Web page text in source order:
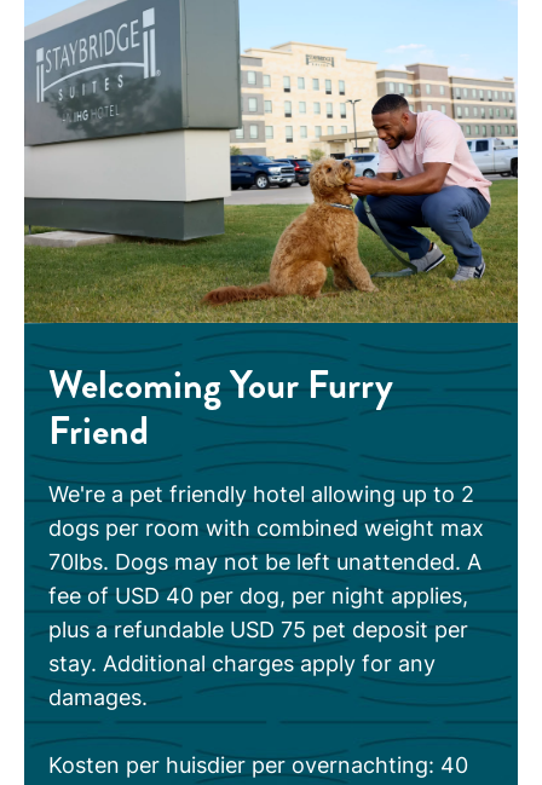
Welcoming Your Furry
Friend
We're a pet friendly hotel allowing up to 2
dogs per room with combined weight max
70lbs. Dogs may not be left unattended. A
fee of USD 40 per dog, per night applies,
plus a refundable USD 75 pet deposit per
stay. Additional charges apply for any
damages.
Kosten per huisdier per overnachting: 40